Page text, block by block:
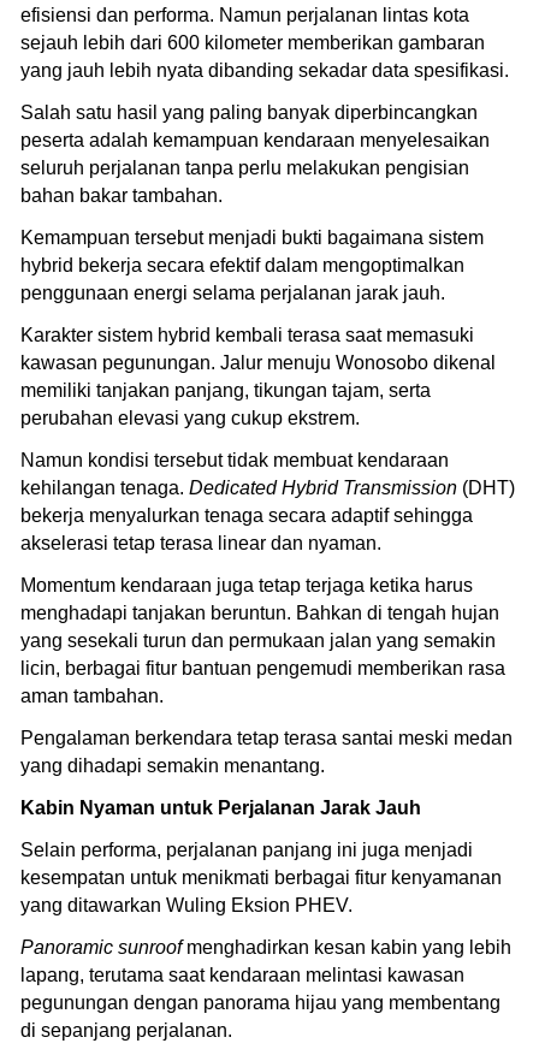
efisiensi dan performa. Namun perjalanan lintas kota
sejauh lebih dari 600 kilometer memberikan gambaran
yang jauh lebih nyata dibanding sekadar data spesifikasi.
Salah satu hasil yang paling banyak diperbincangkan
peserta adalah kemampuan kendaraan menyelesaikan
seluruh perjalanan tanpa perlu melakukan pengisian
bahan bakar tambahan.
Kemampuan tersebut menjadi bukti bagaimana sistem
hybrid bekerja secara efektif dalam mengoptimalkan
penggunaan energi selama perjalanan jarak jauh.
Karakter sistem hybrid kembali terasa saat memasuki
kawasan pegunungan. Jalur menuju Wonosobo dikenal
memiliki tanjakan panjang, tikungan tajam, serta
perubahan elevasi yang cukup ekstrem.
Namun kondisi tersebut tidak membuat kendaraan
kehilangan tenaga. Dedicated Hybrid Transmission (DHT)
bekerja menyalurkan tenaga secara adaptif sehingga
akselerasi tetap terasa linear dan nyaman.
Momentum kendaraan juga tetap terjaga ketika harus
menghadapi tanjakan beruntun. Bahkan di tengah hujan
yang sesekali turun dan permukaan jalan yang semakin
licin, berbagai fitur bantuan pengemudi memberikan rasa
aman tambahan.
Pengalaman berkendara tetap terasa santai meski medan
yang dihadapi semakin menantang.
Kabin Nyaman untuk Perjalanan Jarak Jauh
Selain performa, perjalanan panjang ini juga menjadi
kesempatan untuk menikmati berbagai fitur kenyamanan
yang ditawarkan Wuling Eksion PHEV.
Panoramic sunroofmenghadirkan kesan kabin yang lebih
lapang, terutama saat kendaraan melintasi kawasan
pegunungan dengan panorama hijau yang membentang
di sepanjang perjalanan.